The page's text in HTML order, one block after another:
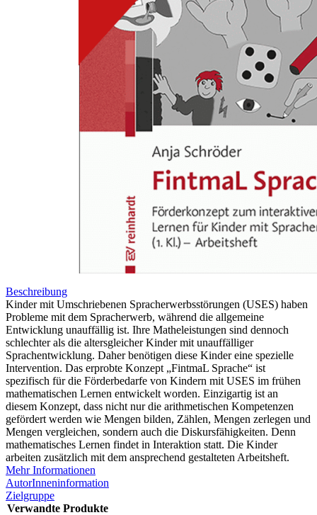
Zum Anfang der Bildergalerie springen
FintmaL Sprache
Förderkonzept zum interaktiven mathematischen Lernen für Kinder
mit Spracherwerbsstörungen (1. Kl.) - Arbeitshefte (5er Pack)
Beschreibung
Kinder mit Umschriebenen Spracherwerbsstörungen (USES) haben
Probleme mit dem Spracherwerb, während die allgemeine
Entwicklung unauffällig ist. Ihre Matheleistungen sind dennoch
schlechter als die altersgleicher Kinder mit unauffälliger
Sprachentwicklung. Daher benötigen diese Kinder eine spezielle
Intervention. Das erprobte Konzept „FintmaL Sprache“ ist
spezifisch für die Förderbedarfe von Kindern mit USES im frühen
mathematischen Lernen entwickelt worden. Einzigartig ist an
diesem Konzept, dass nicht nur die arithmetischen Kompetenzen
gefördert werden wie Mengen bilden, Zählen, Mengen zerlegen und
Mengen vergleichen, sondern auch die Diskursfähigkeiten. Denn
mathematisches Lernen findet in Interaktion statt. Die Kinder
arbeiten zusätzlich mit dem ansprechend gestalteten Arbeitsheft.
Mehr Informationen
AutorInneninformation
Zielgruppe
Verwandte Produkte